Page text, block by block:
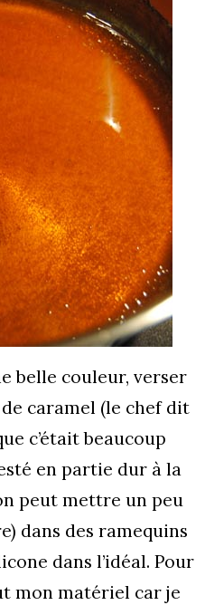
belle couleur, verser
caramel (le chef dit
c’était beaucoup
en partie dur à la
peut mettre un peu
dans des ramequins
dans l’idéal. Pour
mon matériel car je